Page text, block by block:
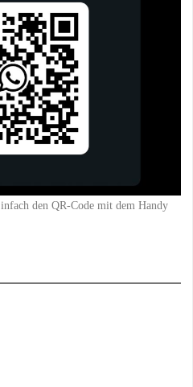
den QR-Code mit dem Handy